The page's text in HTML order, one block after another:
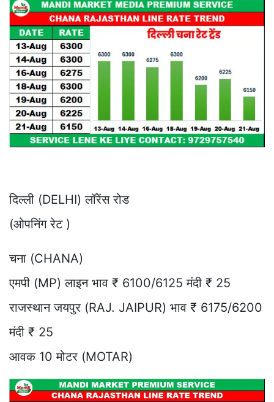
दिल्ली (DELHI) लॉरेंस रोड
(ओपनिंग रेट )
चना (CHANA)
एमपी (MP) लाइन भाव ₹ 6100/6125 मंदी ₹ 25
राजस्थान जयपुर (RAJ. JAIPUR) भाव ₹ 6175/6200
मंदी ₹ 25
आवक 10 मोटर (MOTAR)